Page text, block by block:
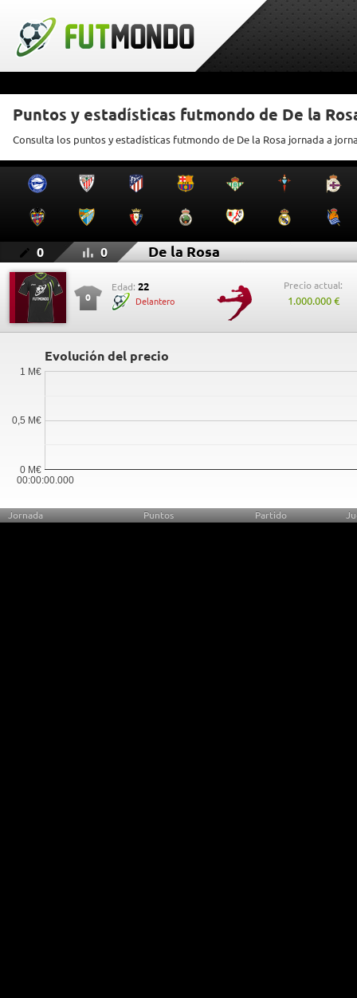
Puntos y estadísticas futmondo de De la
Consulta los puntos y estadísticas futmondo de De la Rosa jornada a
0 0 De la Rosa
0
Edad: 22
Delantero
Precio actual:
1.000.000 €
Evolución del precio
00:00:00.000
0 M€
0,5 M€
1 M€
Jornada Puntos Partido